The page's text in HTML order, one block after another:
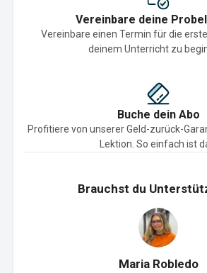
Vereinbare deine
Vereinbare einen Termin für die
deinem Unterricht zu
Buche dein Abo
Profitiere von unserer Geld-zurück-
Lektion. So einfach ist
Brauchst du
Maria Robledo